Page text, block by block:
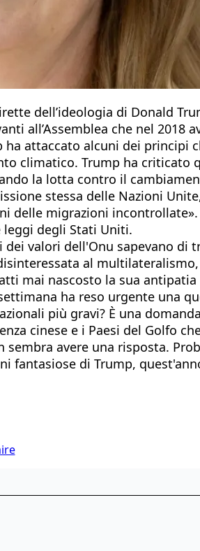
dell’ideologia di Donald
all’Assemblea che nel 2018
ha attaccato alcuni dei
climatico. Trump ha
la lotta contro il
stessa delle Nazioni
delle migrazioni
degli Stati Uniti.
valori dell'Onu sapevano
al
mai nascosto la sua
ha reso urgente una
più gravi? È una
cinese e i Paesi del Golfo
avere una risposta.
fantasiose di Trump,